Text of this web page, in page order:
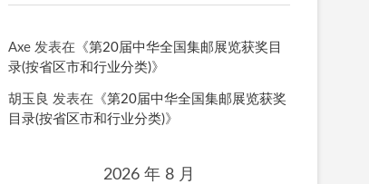
Axe 发表在《第20届中华全国集邮展览获奖目
录(按省区市和行业分类)》
胡玉良 发表在《第20届中华全国集邮展览获奖
目录(按省区市和行业分类)》
2026 年 8 月